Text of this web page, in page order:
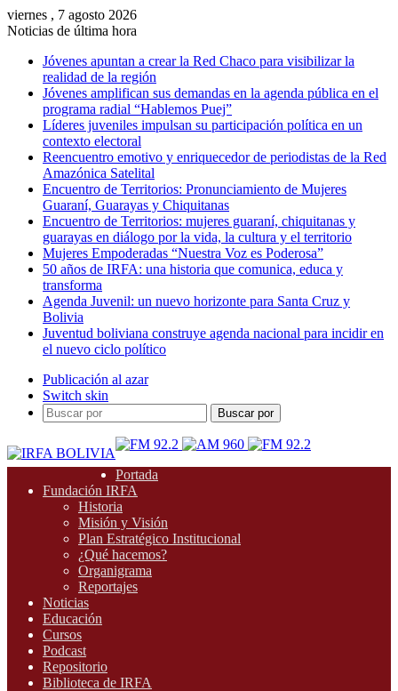
viernes , 7 agosto 2026
Noticias de última hora
Jóvenes apuntan a crear la Red Chaco para visibilizar la
realidad de la región
Jóvenes amplifican sus demandas en la agenda pública en el
programa radial “Hablemos Puej”
Líderes juveniles impulsan su participación política en un
contexto electoral
Reencuentro emotivo y enriquecedor de periodistas de la Red
Amazónica Satelital
Encuentro de Territorios: Pronunciamiento de Mujeres
Guaraní, Guarayas y Chiquitanas
Encuentro de Territorios: mujeres guaraní, chiquitanas y
guarayas en diálogo por la vida, la cultura y el territorio
Mujeres Empoderadas “Nuestra Voz es Poderosa”
50 años de IRFA: una historia que comunica, educa y
transforma
Agenda Juvenil: un nuevo horizonte para Santa Cruz y
Bolivia
Juventud boliviana construye agenda nacional para incidir en
el nuevo ciclo político
Publicación al azar
Switch skin
Buscar por
Portada
Fundación IRFA
Historia
Misión y Visión
Plan Estratégico Institucional
¿Qué hacemos?
Organigrama
Reportajes
Noticias
Educación
Cursos
Podcast
Repositorio
Biblioteca de IRFA